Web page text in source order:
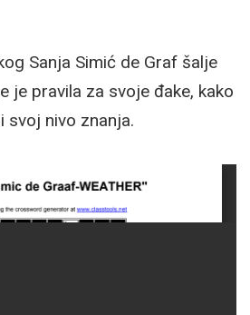
Sanja Simić de Graf šalje
je pravila za svoje đake, kako
svoj nivo znanja.